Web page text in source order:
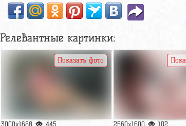
Релевантные картинки:
3000x1688 445
Показать фото
2560x1600 102